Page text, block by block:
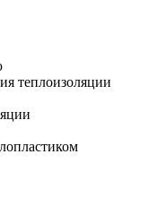
теплоизоляции